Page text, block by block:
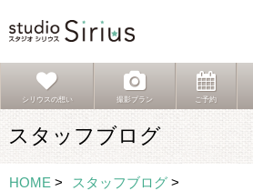
シリウスの想い 撮影プラン ご予約
スタッフブログ
HOME > スタッフブログ >